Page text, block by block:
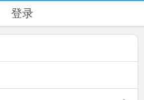
登录